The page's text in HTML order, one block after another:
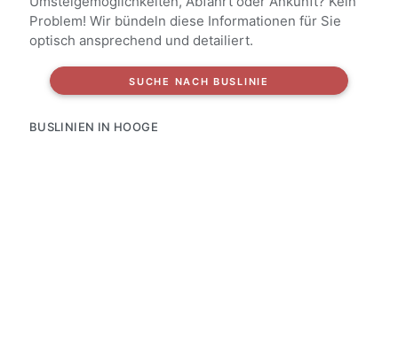
Problem! Wir bündeln diese Informationen für Sie
optisch ansprechend und detailiert.
SUCHE NACH BUSLINIE
BUSLINIEN IN HOOGE